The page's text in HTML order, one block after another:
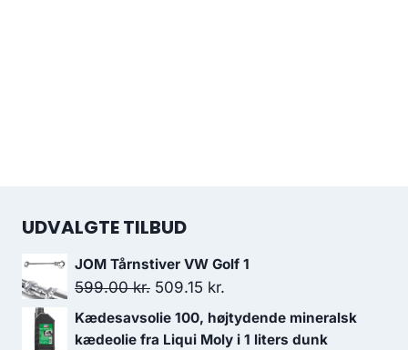
UDVALGTE TILBUD
JOM Tårnstiver VW Golf 1
599.00kr. Den
oprindelige
pris
509.15 kr.
aktuelle
pris
Kædesavsolie 100, højtydende mineralsk
kædeolie fra Liqui Moly i 1 liters dunk